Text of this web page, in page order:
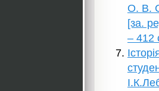
О. В.
[за.
– 412